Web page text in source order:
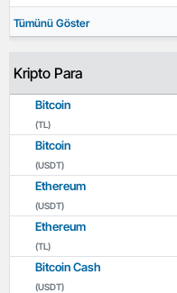
Tümünü Göster
Kripto Para
Bitcoin
(TL)
Bitcoin
(USDT)
Ethereum
(USDT)
Ethereum
(TL)
Bitcoin Cash
(USDT)